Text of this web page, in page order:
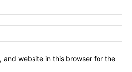
and website in this browser for the